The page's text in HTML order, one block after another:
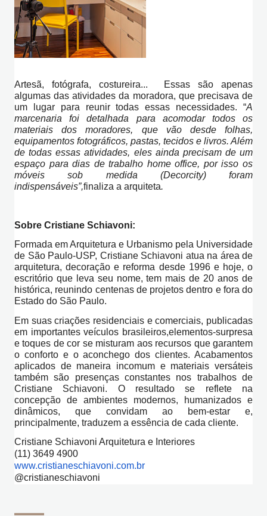
Artesã, fotógrafa, costureira... Essas são apenas
algumas das atividades da moradora, que precisava de
um lugar para reunir todas essas necessidades. “A
marcenaria foi detalhada para acomodar todos os
materiais dos moradores, que vão desde folhas,
equipamentos fotográficos, pastas, tecidos e livros. Além
de todas essas atividades, eles ainda precisam de um
espaço para dias de trabalho home office, por isso os
móveis sob medida (Decorcity) foram
indispensáveis”,finaliza a arquiteta.
Sobre Cristiane Schiavoni:
Formada em Arquitetura e Urbanismo pela Universidade
de São Paulo-USP, Cristiane Schiavoni atua na área de
arquitetura, decoração e reforma desde 1996 e hoje, o
escritório que leva seu nome, tem mais de 20 anos de
histórica, reunindo centenas de projetos dentro e fora do
Estado do São Paulo.
Em suas criações residenciais e comerciais, publicadas
em importantes veículos brasileiros,elementos-surpresa
e toques de cor se misturam aos recursos que garantem
o conforto e o aconchego dos clientes. Acabamentos
aplicados de maneira incomum e materiais versáteis
também são presenças constantes nos trabalhos de
Cristiane Schiavoni. O resultado se reflete na
concepção de ambientes modernos, humanizados e
dinâmicos, que convidam ao bem-estar e,
principalmente, traduzem a essência de cada cliente.
Cristiane Schiavoni Arquitetura e Interiores
(11) 3649 4900
www.cristianeschiavoni.com.br
@cristianeschiavoni